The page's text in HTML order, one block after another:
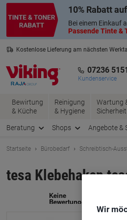
10% Rabatt
Bei einem Einkauf
Passende Tinte &
Kostenlose Lieferung am nächsten
07236
Kundenservice
Bewirtung
& Küche
Reinigung
& Hygiene
Wartung
Sicherheit
Beratung Shops Angebote &
Startseite Bürobedarf Schreibtisch-
tesa Klebehaken
Wir